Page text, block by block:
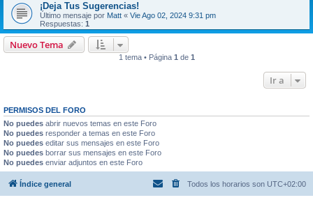
¡Deja Tus Sugerencias!
Último mensaje por Matt « Vie Ago 02, 2024 9:31 pm
Respuestas: 1
Nuevo Tema
1 tema • Página 1 de 1
Ir a
PERMISOS DEL FORO
No puedes abrir nuevos temas en este Foro
No puedes responder a temas en este Foro
No puedes editar sus mensajes en este Foro
No puedes borrar sus mensajes en este Foro
No puedes enviar adjuntos en este Foro
Índice general Todos los horarios son UTC+02:00